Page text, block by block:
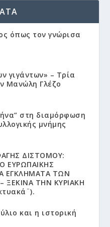
όπως τον γνώρισα
γιγάντων» – Τρία
Μανώλη Γλέζο
στη διαμόρφωση
μνήμης
ΔΙΣΤΟΜΟΥ:
ΕΥΡΩΠΑΙΚΗΣ
ΕΓΚΛΗΜΑΤΑ ΤΩΝ
ΞΕΚΙΝΑ ΤΗΝ ΚΥΡΙΑΚΗ
και η ιστορική